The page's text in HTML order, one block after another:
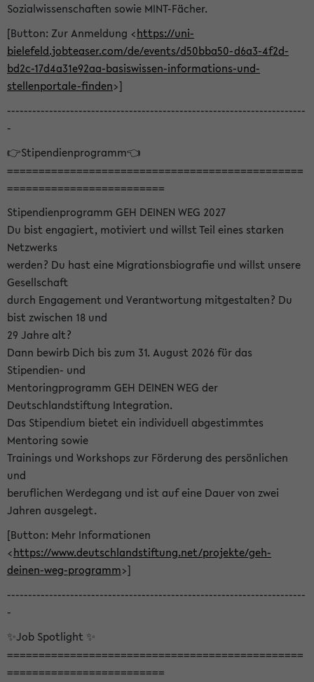
Sozialwissenschaften sowie MINT-Fächer.
[Button: Zur Anmeldung <https://uni-
bielefeld.jobteaser.com/de/events/d50bba50-d6a3-4f2d-
bd2c-17d4a31e92aa-basiswissen-informations-und-
stellenportale-finden>]
-----------------------------------------------------------------------
-
👉Stipendienprogramm👈
===============================================
=========================
Stipendienprogramm GEH DEINEN WEG 2027
Du bist engagiert, motiviert und willst Teil eines starken
Netzwerks
werden? Du hast eine Migrationsbiografie und willst unsere
Gesellschaft
durch Engagement und Verantwortung mitgestalten? Du
bist zwischen 18 und
29 Jahre alt?
Dann bewirb Dich bis zum 31. August 2026 für das
Stipendien- und
Mentoringprogramm GEH DEINEN WEG der
Deutschlandstiftung Integration.
Das Stipendium bietet ein individuell abgestimmtes
Mentoring sowie
Trainings und Workshops zur Förderung des persönlichen
und
beruflichen Werdegang und ist auf eine Dauer von zwei
Jahren ausgelegt.
[Button: Mehr Informationen
<https://www.deutschlandstiftung.net/projekte/geh-
deinen-weg-programm>]
-----------------------------------------------------------------------
-
✨Job Spotlight ✨
===============================================
=========================